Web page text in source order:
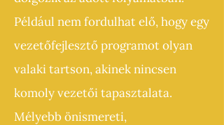
Például nem fordulhat elő, hogy egy
vezetőfejlesztő programot olyan
valaki tartson, akinek nincsen
komoly vezetői tapasztalata.
Mélyebb önismereti,